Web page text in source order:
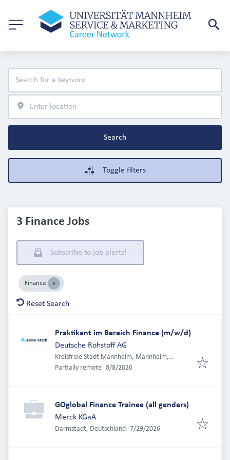
Search
Toggle filters
3 Finance Jobs
Subscribe to job alerts!
Finance
Reset Search
Praktikant im Bereich Finance (m/w/d)
Deutsche Rohstoff AG
Kreisfreie Stadt Mannheim, Mannheim,
Deutschland
Partially remote Published
8/8/2026
GOglobal Finance Trainee (all genders)
Merck KGaA
Darmstadt, Deutschland Published:
7/29/2026